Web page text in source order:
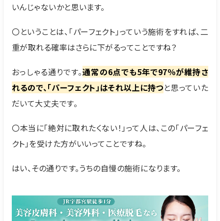
いんじゃないかと思います。
〇ということは、「パーフェクト」っていう施術をすれば、二
重が取れる確率はさらに下がるってことですね？
おっしゃる通りです。通常の6点でも5年で97％が維持さ
れるので、「パーフェクト」はそれ以上に持つと思っていた
だいて大丈夫です。
〇本当に「絶対に取れたくない！」って人は、この「パーフェ
クト」を受けた方がいいってことですね。
はい、その通りです。うちの自慢の施術になります。